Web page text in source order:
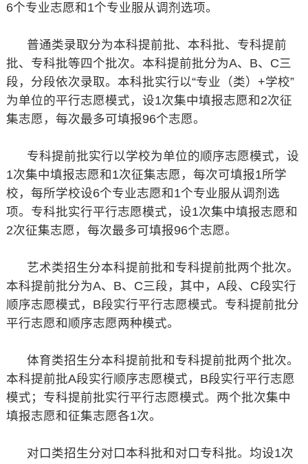
6个专业志愿和1个专业服从调剂选项。
普通类录取分为本科提前批、本科批、专科提前
批、专科批等四个批次。本科提前批分为A、B、C三
段，分段依次录取。本科批实行以“专业（类）+学校”
为单位的平行志愿模式，设1次集中填报志愿和2次征
集志愿，每次最多可填报96个志愿。
专科提前批实行以学校为单位的顺序志愿模式，设
1次集中填报志愿和1次征集志愿，每次可填报1所学
校，每所学校设6个专业志愿和1个专业服从调剂选
项。专科批实行平行志愿模式，设1次集中填报志愿和
2次征集志愿，每次最多可填报96个志愿。
艺术类招生分本科提前批和专科提前批两个批次。
本科提前批分为A、B、C三段，其中，A段、C段实行
顺序志愿模式，B段实行平行志愿模式。专科提前批分
平行志愿和顺序志愿两种模式。
体育类招生分本科提前批和专科提前批两个批次。
本科提前批A段实行顺序志愿模式，B段实行平行志愿
模式；专科提前批实行平行志愿模式。两个批次集中
填报志愿和征集志愿各1次。
对口类招生分对口本科批和对口专科批。均设1次